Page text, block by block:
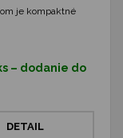
je kompaktné
– dodanie do
DETAIL